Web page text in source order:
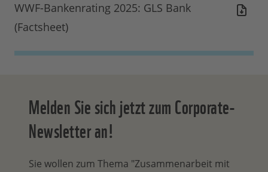
WWF-Bankenrating 2025: GLS Bank
(Factsheet)
Melden Sie sich jetzt zum Corporate-
Newsletter an!
Sie wollen zum Thema "Zusammenarbeit mit